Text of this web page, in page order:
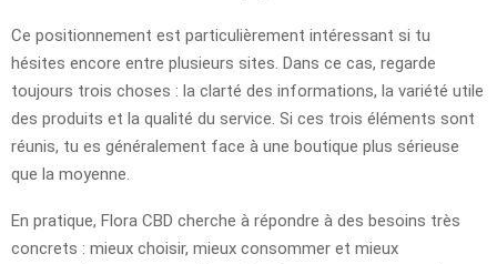
Ce positionnement est particulièrement intéressant si tu
hésites encore entre plusieurs sites. Dans ce cas, regarde
toujours trois choses : la clarté des informations, la variété utile
des produits et la qualité du service. Si ces trois éléments sont
réunis, tu es généralement face à une boutique plus sérieuse
que la moyenne.
En pratique, Flora CBD cherche à répondre à des besoins très
concrets : mieux choisir, mieux consommer et mieux